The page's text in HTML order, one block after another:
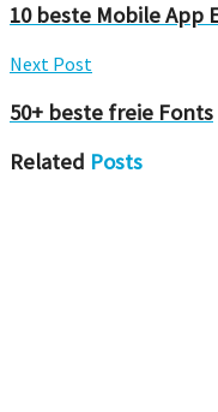
10 beste Mobile App
Next Post
50+ beste freie Fonts
Related Posts